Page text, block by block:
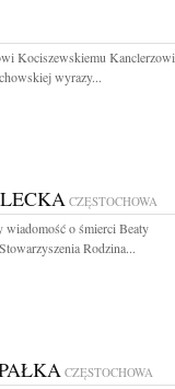
Kociszewskiemu Kanclerzowi
wyrazy...
CZĘSTOCHOWA
wiadomość o śmierci Beaty
Rodzina...
CZĘSTOCHOWA